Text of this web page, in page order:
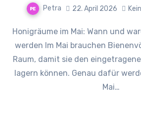
Petra 22. April 2026
Honigräume im Mai: Wann und warum sie aufgesetzt
werden Im Mai brauchen
Raum, damit sie den
lagern können. Genau dafür
Mai…